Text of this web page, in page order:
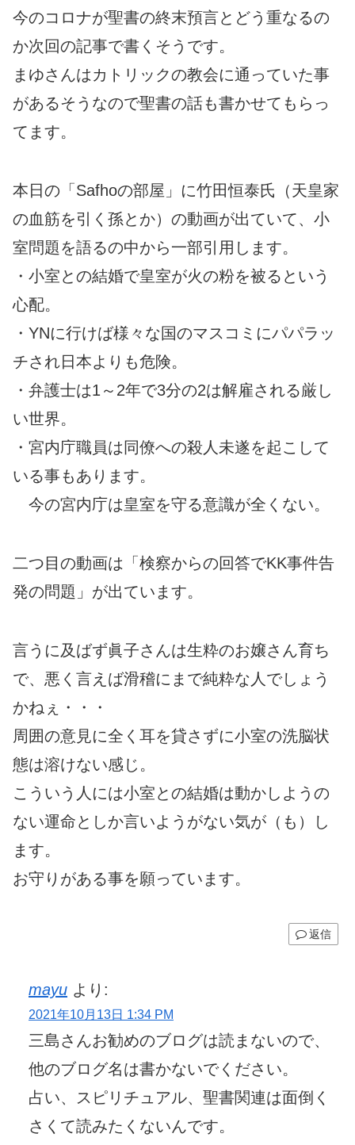
今のコロナが聖書の終末預言とどう重なるの
か次回の記事で書くそうです。
まゆさんはカトリックの教会に通っていた事
があるそうなので聖書の話も書かせてもらっ
てます。
本日の「Safhoの部屋」に竹田恒泰氏（天皇家
の血筋を引く孫とか）の動画が出ていて、小
室問題を語るの中から一部引用します。
・小室との結婚で皇室が火の粉を被るという
心配。
・YNに行けば様々な国のマスコミにパパラッ
チされ日本よりも危険。
・弁護士は1～2年で3分の2は解雇される厳し
い世界。
・宮内庁職員は同僚への殺人未遂を起こして
いる事もあります。
今の宮内庁は皇室を守る意識が全くない。
二つ目の動画は「検察からの回答でKK事件告
発の問題」が出ています。
言うに及ばず眞子さんは生粋のお嬢さん育ち
で、悪く言えば滑稽にまで純粋な人でしょう
かねぇ・・・
周囲の意見に全く耳を貸さずに小室の洗脳状
態は溶けない感じ。
こういう人には小室との結婚は動かしようの
ない運命としか言いようがない気が（も）し
ます。
お守りがある事を願っています。
返信
mayu より:
2021年10月13日 1:34 PM
三島さんお勧めのブログは読まないので、
他のブログ名は書かないでください。
占い、スピリチュアル、聖書関連は面倒く
さくて読みたくないんです。